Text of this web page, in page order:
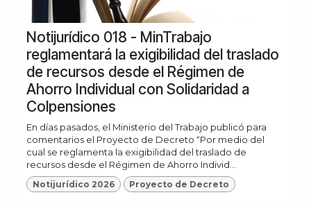
Notijurídico 018 - MinTrabajo
reglamentará la exigibilidad del traslado
de recursos desde el Régimen de
Ahorro Individual con Solidaridad a
Colpensiones
En días pasados, el Ministerio del Trabajo publicó para
comentarios el Proyecto de Decreto “Por medio del
cual se reglamenta la exigibilidad del traslado de
recursos desde el Régimen de Ahorro Individ...
Notijurídico 2026 Proyecto de Decreto